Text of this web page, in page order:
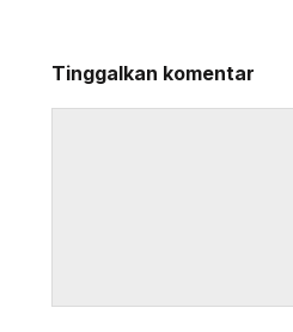
Tinggalkan komentar